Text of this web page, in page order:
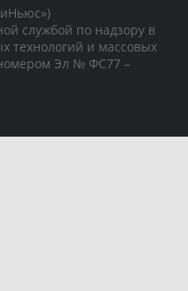
службой по надзору в
технологий и массовых
Эл № ФС77 –